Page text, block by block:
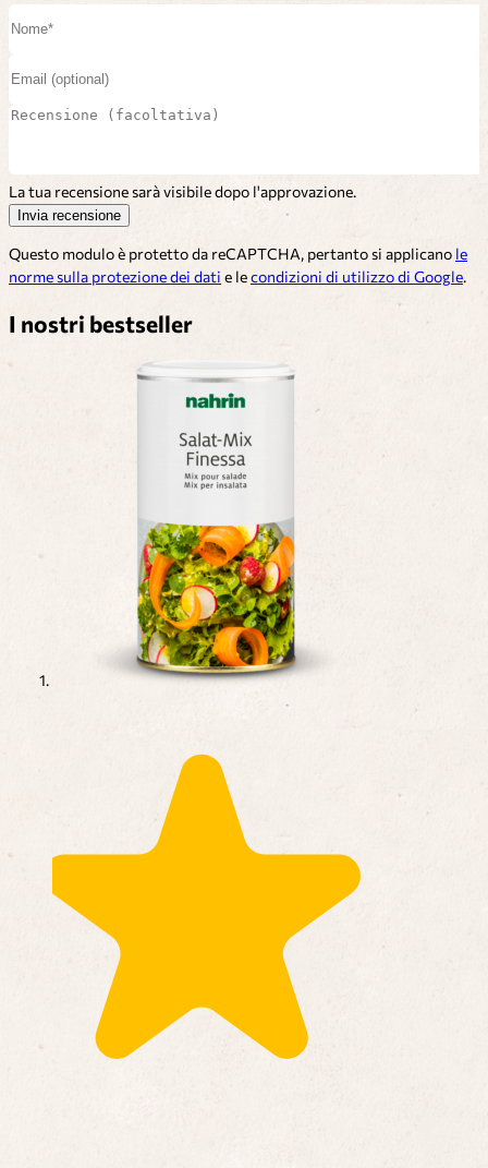
La tua recensione sarà visibile dopo l'approvazione.
Invia recensione
Questo modulo è protetto da reCAPTCHA, pertanto si applicano le
norme sulla protezione dei dati e lecondizioni di utilizzo di Google.
I nostri bestseller